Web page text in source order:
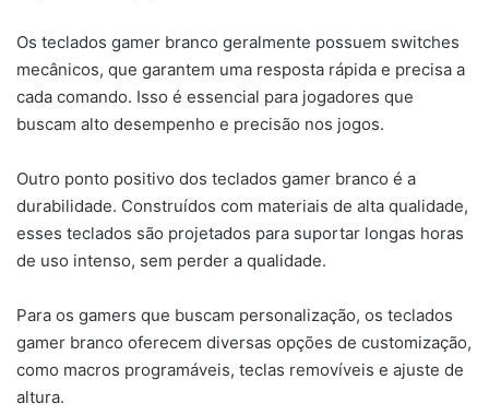
Os teclados gamer branco geralmente possuem switches
mecânicos, que garantem uma resposta rápida e precisa a
cada comando. Isso é essencial para jogadores que
buscam alto desempenho e precisão nos jogos.
Outro ponto positivo dos teclados gamer branco é a
durabilidade. Construídos com materiais de alta qualidade,
esses teclados são projetados para suportar longas horas
de uso intenso, sem perder a qualidade.
Para os gamers que buscam personalização, os teclados
gamer branco oferecem diversas opções de customização,
como macros programáveis, teclas removíveis e ajuste de
altura.